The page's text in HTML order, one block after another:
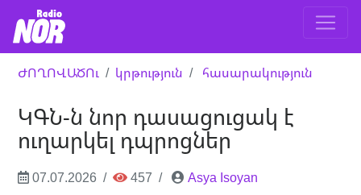
ԺՈՂՈՎԱԾՈւ կրթություն հասարակություն
ԿԳՆ-ն նոր դասացուցակ է
ուղարկել դպրոցներ
07.07.2026 457 Asya Isoyan